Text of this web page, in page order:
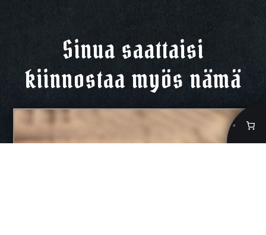
Sinua saattaisi
kiinnostaa myös nämä